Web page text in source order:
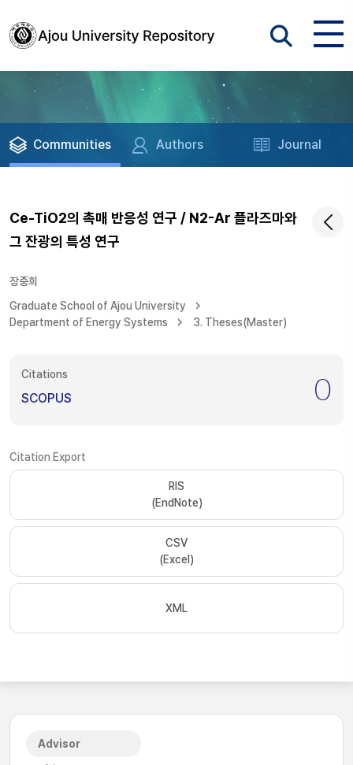
Communities Authors Journal
Ce-TiO2의 촉매 반응성 연구 / N2-Ar 플라즈마와
그 잔광의 특성 연구
장중희
Graduate School of Ajou University
Department of Energy Systems
3. Theses(Master)
Citations
SCOPUS 0
Citation Export
RIS
(EndNote)
CSV
(Excel)
XML
Advisor